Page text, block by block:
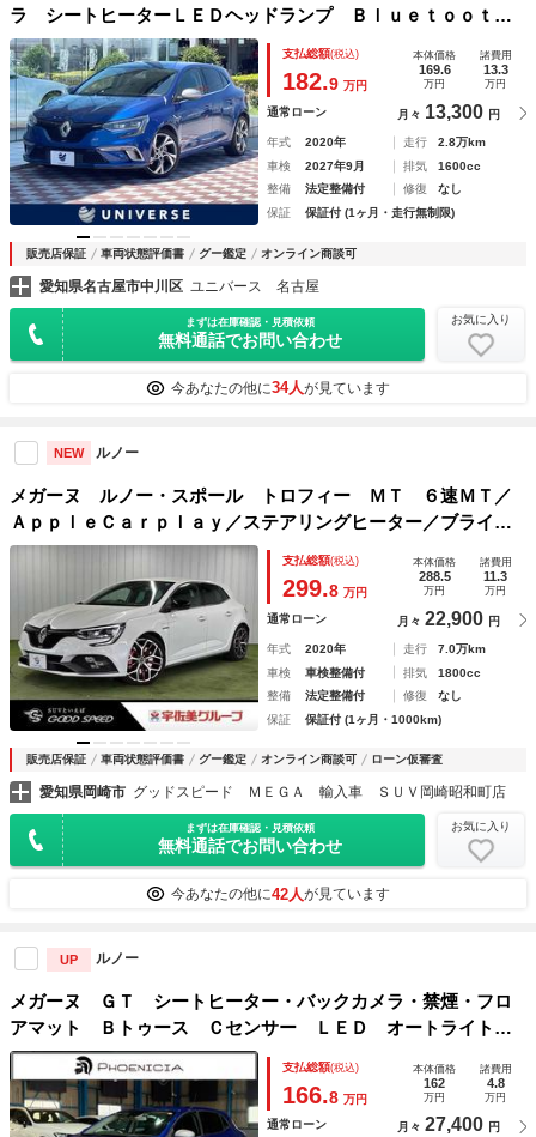
ラ シートヒーターＬＥＤヘッドランプ Ｂｌｕｅｔｏｏｔｈ
接続 純正１８インチＡＷ スマートキー ＥＴＣ車載器 レ
ーンキーピングアシスト アイドリングストップ
支払総額(税込)
182.9 万円
本体価格
169.6
万円
諸費用
13.3
万円
通常ローン 月々 13,300 円
年式 2020年 走行
2.8万km
車検
2027年9月 排気
1600cc
整備
法定整備付 修復
なし
保証
保証付 (1ヶ月・走行無制限)
販売店保証 車両状態評価書 グー鑑定 オンライン商談可
愛知県名古屋市中川区 ユニバース 名古屋
まずは在庫確認・見積依頼
無料通話でお問い合わせ
お気に入り
今あなたの他に34人が見ています
NEW ルノー
メガーヌ ルノー・スポール トロフィー ＭＴ ６速ＭＴ／
ＡｐｐｌｅＣａｒｐｌａｙ／ステアリングヒーター／ブライン
ドアシスト／ＥＴＣ車載器／Ｂｌｕｅｔｏｏｔｈ／ＬＥＤヘッ
ドライト／スマートキー／プッシュスタート／レーンキープア
シスト／オートライト
支払総額(税込)
299.8 万円
本体価格
288.5
万円
諸費用
11.3
万円
通常ローン 月々 22,900 円
年式 2020年 走行
7.0万km
車検
車検整備付 排気
1800cc
整備
法定整備付 修復
なし
保証
保証付 (1ヶ月・1000km)
販売店保証 車両状態評価書 グー鑑定 オンライン商談可 ローン仮審査
愛知県岡崎市 グッドスピード ＭＥＧＡ 輸入車 ＳＵＶ岡崎昭和町店
まずは在庫確認・見積依頼
無料通話でお問い合わせ
お気に入り
今あなたの他に42人が見ています
UP ルノー
メガーヌ ＧＴ シートヒーター・バックカメラ・禁煙・フロ
アマット Ｂトゥース Ｃセンサー ＬＥＤ オートライト
クルコン パーキングアシスト ＵＳＢ シートヒーター 禁
煙車 オートハイビーム キーレス 電動格納ミラー
支払総額(税込)
166.8 万円
本体価格
162
万円
諸費用
4.8
万円
通常ローン 月々 27,400 円